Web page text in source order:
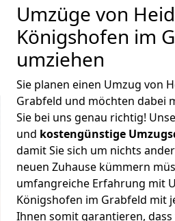
Umzüge von
Königshofen im
umziehen
Sie planen einen Umzug von
Grabfeld und möchten dabei
Sie bei uns genau richtig!
und kostengünstige
damit Sie sich um nichts
neuen Zuhause kümmern
umfangreiche Erfahrung mit
Königshofen im Grabfeld mit
Ihnen somit garantieren,